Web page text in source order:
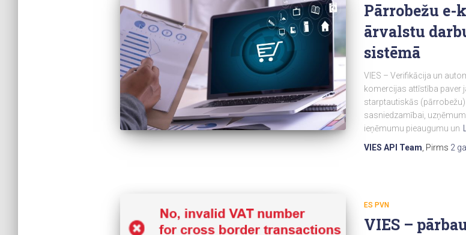
Pārrobežu e-
ārvalstu
sistēmā
VIES – Verifikācija un
komercijas attīstība paver
starptautiskās
sasniedzamībai,
ieņēmumu pieaugumu un
VIES API Team , Pirms 2
ES PVN
VIES –